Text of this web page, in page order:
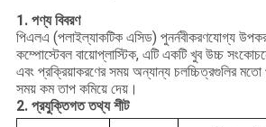
1. পণ্য বিবরণ
পিএলএ (পলাইল্যাকটিক এসিড) পুনর্নবীকরণযোগ্য
কম্পোস্টেবল বায়োপ্লাস্টিক, এটি একটি খুব উচ্চ
এবং প্রক্রিয়াকরণের সময় অন্যান্য চলচ্চিত্রগুলির মতো
সময় কম তাপ কমিয়ে দেয়।
2. প্রযুক্তিগত তথ্য শীট